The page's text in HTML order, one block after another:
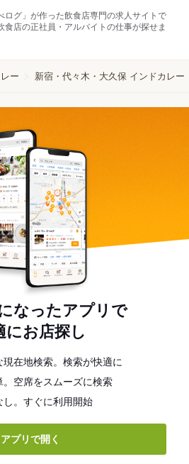
ログ」が作った飲食店専門の求人サイトで
食店の正社員・アルバイトの仕事が探せま
ー 新宿・代々木・大久保 インドカレー
なったアプリで
にお店探し
現在地検索。検索が快適に
。空席をスムーズに検索
し。すぐに利用開始
アプリで開く